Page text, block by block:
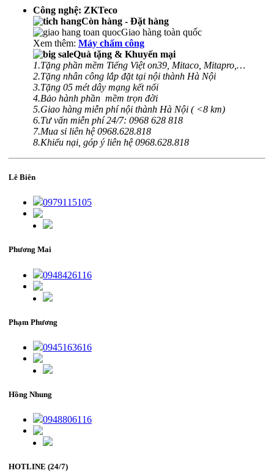
Công nghệ: ZKTeco
Còn hàng - Đặt hàng
Giao hàng toàn quốc
Xem thêm: Máy chấm công
Quà tặng & Khuyến mại
1.Tặng phần mềm Tiếng Việt on39, Mitaco, Mitapro,…
2.Tặng nhân công lắp đặt tại nội thành Hà Nội
3.Tặng 05 mét dây mạng kết nối
4.Bảo hành phần mềm trọn đời
5.Giao hàng miễn phí nội thành Hà Nội ( <8 km)
6.Tư vấn miễn phí 24/7: 0968 628 818
7.Mua sỉ liên hệ 0968.628.818
8.Khiếu nại, góp ý liên hệ 0968.628.818
Lê Biên
0979115105
Phương Mai
0948426116
Phạm Phương
0945163616
Hồng Nhung
0948806116
HOTLINE (24/7)